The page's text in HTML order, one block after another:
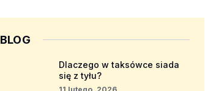
BLOG
Dlaczego w taksówce siada
się z tyłu?